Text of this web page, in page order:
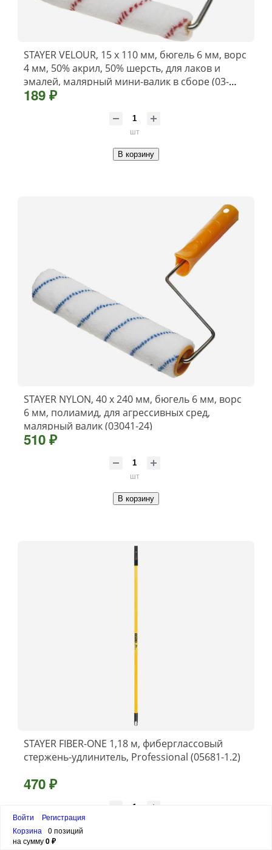
STAYER VELOUR, 15 х 110 мм, бюгель 6 мм, ворс
4 мм, 50% акрил, 50% шерсть, для лаков и
эмалей, малярный мини-валик в сборе (03-
0501-11)
189 ₽
шт
В корзину
STAYER NYLON, 40 х 240 мм, бюгель 6 мм, ворс
6 мм, полиамид, для агрессивных сред,
малярный валик (03041-24)
510 ₽
шт
В корзину
STAYER FIBER-ONE 1,18 м, фиберглассовый
стержень-удлинитель, Professional (05681-1.2)
470 ₽
Войти
Регистрация
Корзина
0 позиций
на сумму0 ₽